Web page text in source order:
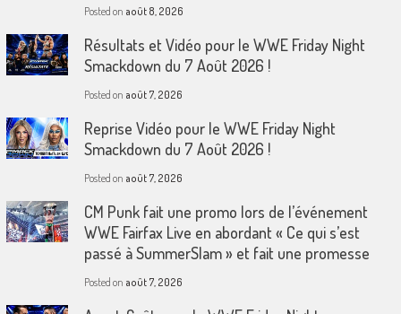
Posted on août 8, 2026
Résultats et Vidéo pour le WWE Friday Night
Smackdown du 7 Août 2026 !
Posted on août 7, 2026
Reprise Vidéo pour le WWE Friday Night
Smackdown du 7 Août 2026 !
Posted on août 7, 2026
CM Punk fait une promo lors de l’événement
WWE Fairfax Live en abordant « Ce qui s’est
passé à SummerSlam » et fait une promesse
Posted on août 7, 2026